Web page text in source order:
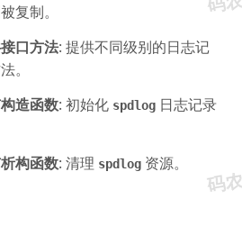
复制。
口方法: 提供不同级别的日志记
。
造函数: 初始化 spdlog 日志记录
构函数: 清理 spdlog 资源。